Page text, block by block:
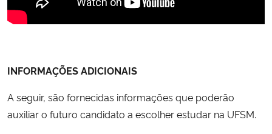
INFORMAÇÕES ADICIONAIS
A seguir, são fornecidas informações que poderão
auxiliar o futuro candidato a escolher estudar na UFSM.